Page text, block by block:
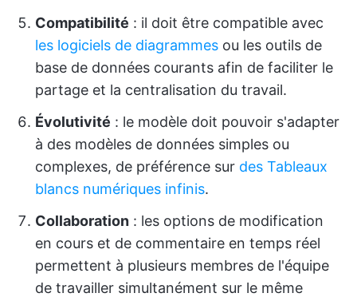
Compatibilité : il doit être compatible avec
les logiciels de diagrammes ou les outils de
base de données courants afin de faciliter le
partage et la centralisation du travail.
Évolutivité : le modèle doit pouvoir s'adapter
à des modèles de données simples ou
complexes, de préférence sur des Tableaux
blancs numériques infinis.
Collaboration : les options de modification
en cours et de commentaire en temps réel
permettent à plusieurs membres de l'équipe
de travailler simultanément sur le même